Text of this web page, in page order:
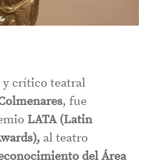
crítico teatral
, fue
LATA (Latin
al teatro
del Área